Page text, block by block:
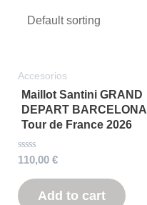
Accesorios
Maillot Santini GRAND
DEPART BARCELONA
Tour de France 2026
Rated
out
of
5
110,00€
Add to cart